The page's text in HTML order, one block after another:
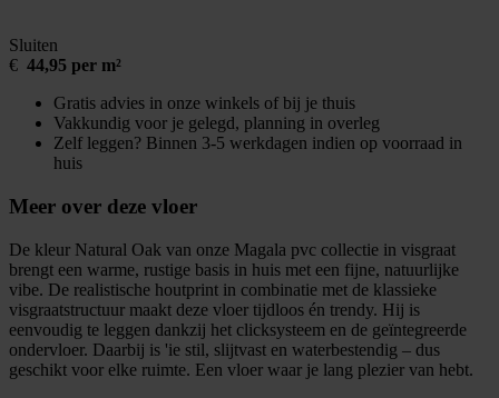
Sluiten
€ 44,95 per m²
Gratis advies in onze winkels of bij je thuis
Vakkundig voor je gelegd, planning in overleg
Zelf leggen? Binnen 3-5 werkdagen indien op voorraad in
huis
Meer over deze vloer
De kleur Natural Oak van onze Magala pvc collectie in visgraat
brengt een warme, rustige basis in huis met een fijne, natuurlijke
vibe. De realistische houtprint in combinatie met de klassieke
visgraatstructuur maakt deze vloer tijdloos én trendy. Hij is
eenvoudig te leggen dankzij het clicksysteem en de geïntegreerde
ondervloer. Daarbij is 'ie stil, slijtvast en waterbestendig – dus
geschikt voor elke ruimte. Een vloer waar je lang plezier van hebt.